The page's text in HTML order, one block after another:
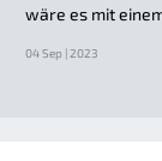
wäre es mit
04 Sep | 2023